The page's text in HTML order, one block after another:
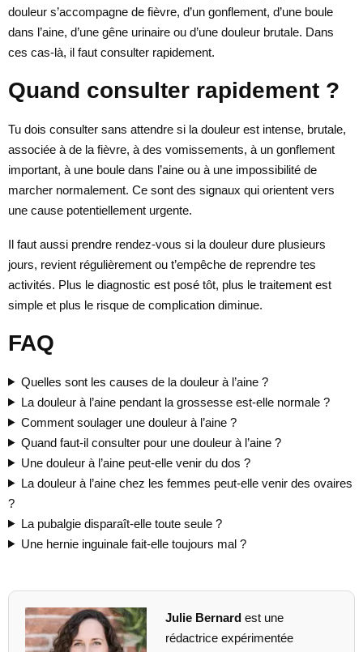
douleur s’accompagne de fièvre, d’un gonflement, d’une boule
dans l’aine, d’une gêne urinaire ou d’une douleur brutale. Dans
ces cas-là, il faut consulter rapidement.
Quand consulter rapidement ?
Tu dois consulter sans attendre si la douleur est intense, brutale,
associée à de la fièvre, à des vomissements, à un gonflement
important, à une boule dans l’aine ou à une impossibilité de
marcher normalement. Ce sont des signaux qui orientent vers
une cause potentiellement urgente.
Il faut aussi prendre rendez-vous si la douleur dure plusieurs
jours, revient régulièrement ou t’empêche de reprendre tes
activités. Plus le diagnostic est posé tôt, plus le traitement est
simple et plus le risque de complication diminue.
FAQ
Quelles sont les causes de la douleur à l’aine ?
La douleur à l’aine pendant la grossesse est-elle normale ?
Comment soulager une douleur à l’aine ?
Quand faut-il consulter pour une douleur à l’aine ?
Une douleur à l’aine peut-elle venir du dos ?
La douleur à l’aine chez les femmes peut-elle venir des ovaires
?
La pubalgie disparaît-elle toute seule ?
Une hernie inguinale fait-elle toujours mal ?
Julie Bernardest une
rédactrice expérimentée